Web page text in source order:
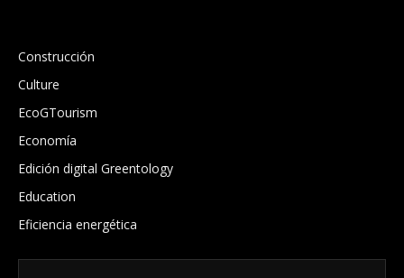
Construcción
Culture
EcoGTourism
Economía
Edición digital Greentology
Education
Eficiencia energética